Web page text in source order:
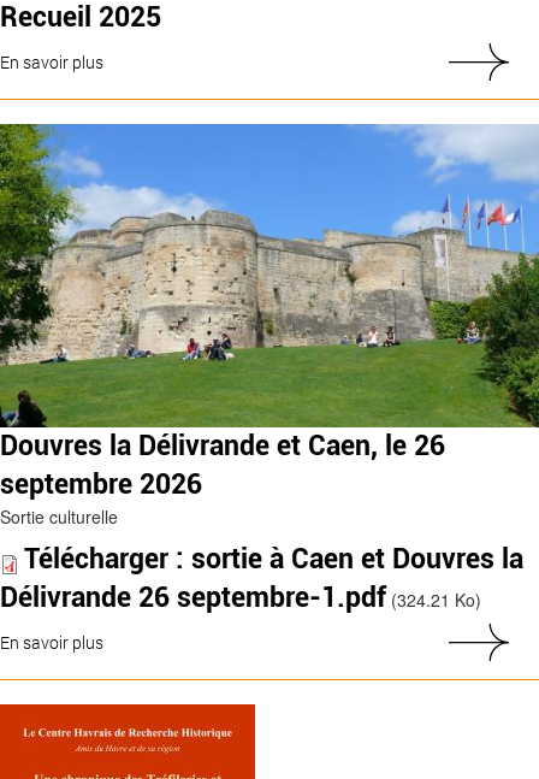
Recueil 2025
En savoir plus
Douvres la Délivrande et Caen, le 26
septembre 2026
Sortie culturelle
Télécharger : sortie à Caen et Douvres la
Délivrande 26 septembre-1.pdf (324.21 Ko)
En savoir plus